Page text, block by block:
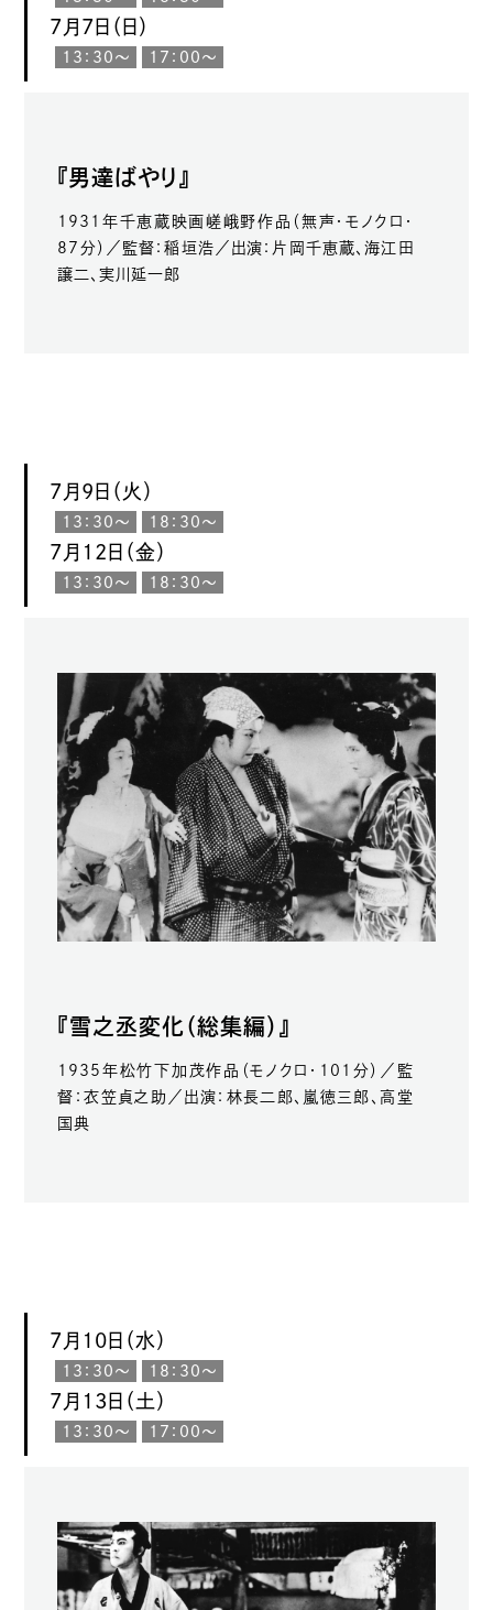
7月7日（日）
13：30〜 17：00〜
『男達ばやり』
1931年千恵蔵映画嵯峨野作品（無声・モノクロ・
87分）／監督：稲垣浩／出演：片岡千恵蔵、海江田
譲二、実川延一郎
7月9日（火）
13：30〜 18：30〜
7月12日（金）
13：30〜 18：30〜
『雪之丞変化（総集編）』
1935年松竹下加茂作品（モノクロ・101分）／監
督：衣笠貞之助／出演：林長二郎、嵐徳三郎、高堂
国典
7月10日（水）
13：30〜 18：30〜
7月13日（土）
13：30〜 17：00〜